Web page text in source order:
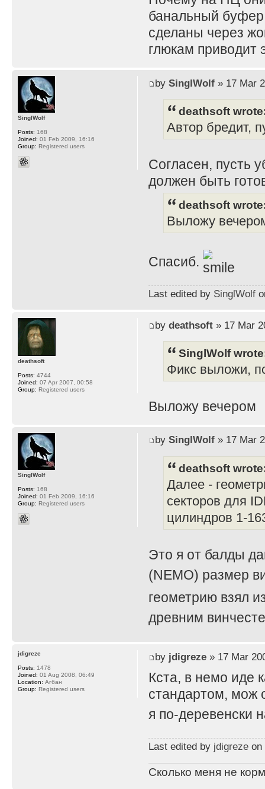
банальный
сделаны через
глюкам приводит
by SinglWolf» 17 Mar
deathsoft
Автор бредит,
Согласен, пусть
должен быть
deathsoft
Выложу
Спасиб.
Last edited by SinglWolf
SinglWolf
Posts: 168
Joined: 01 Feb 2009, 16:16
Group: Registered users
by deathsoft» 17 Mar
SinglWolf
Фикс выложи,
Выложу вечером
deathsoft
Posts: 4744
Joined: 07 Apr 2007, 00:58
Group: Registered users
by SinglWolf» 17 Mar
deathsoft
Далее -
секторов для
цилиндров 1-
Это я от балды
(NEMO) размер
геометрию взял
древним
SinglWolf
Posts: 168
Joined: 01 Feb 2009, 16:16
Group: Registered users
by jdigreze» 17 Mar
Кста, в немо иде
стандартом, мож
я по-деревенски
Last edited by jdigrezeon
Сколько меня не
jdigreze
Posts: 1478
Joined: 01 Aug 2008, 06:49
Location: Агбан
Group: Registered users